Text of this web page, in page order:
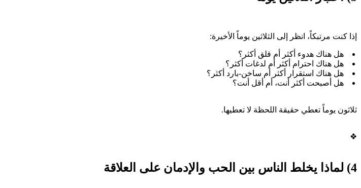
إذا كنت مرتبكاً، انظر إلى الثلاثين يوماً الأخيرة:
هل هناك هدوء أكثر أم قلق أكثر؟
هل هناك احترام أكثر أم لدغات أكثر؟
هل هناك استقرار أكثر أم ساخن-بارد أكثر؟
هل أصبحت أكثر أنت، أم أقل أنت؟
ثلاثون يوماً تعطي حقيقة اللحظة لا تعطيها.
❖
4) لماذا يخلط الناس بين الحب والإدمان على العلاقة